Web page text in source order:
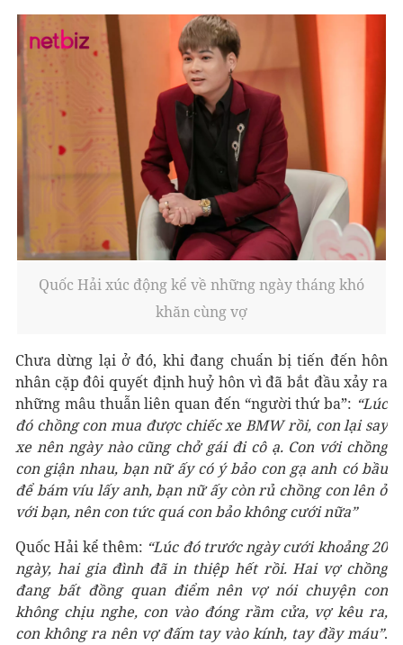
Quốc Hải xúc động kể về những ngày tháng khó
khăn cùng vợ
Chưa dừng lại ở đó, khi đang chuẩn bị tiến đến hôn
nhân cặp đôi quyết định huỷ hôn vì đã bắt đầu xảy ra
những mâu thuẫn liên quan đến “người thứ ba”: “Lúc
đó chồng con mua được chiếc xe BMW rồi, con lại say
xe nên ngày nào cũng chở gái đi cô ạ. Con với chồng
con giận nhau, bạn nữ ấy có ý bảo con gạ anh có bầu
để bám víu lấy anh, bạn nữ ấy còn rủ chồng con lên ở
với bạn, nên con tức quá con bảo không cưới nữa”
Quốc Hải kể thêm: “Lúc đó trước ngày cưới khoảng 20
ngày, hai gia đình đã in thiệp hết rồi. Hai vợ chồng
đang bất đồng quan điểm nên vợ nói chuyện con
không chịu nghe, con vào đóng rầm cửa, vợ kêu ra,
con không ra nên vợ đấm tay vào kính, tay đầy máu”.